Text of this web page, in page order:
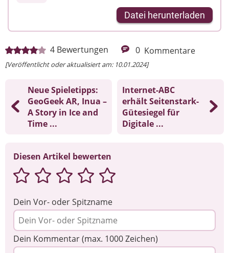
4 Bewertungen 0 Kommentare
[Veröffentlicht oder aktualisiert am: 10.01.2024]
Neue Spieletipps:
GeoGeek AR, Inua –
A Story in Ice and
Time ...
Internet-ABC
erhält Seitenstark-
Gütesiegel für
Digitale ...
Diesen Artikel bewerten
Dein Vor- oder Spitzname
Dein Kommentar (max. 1000 Zeichen)
Datei herunterladen